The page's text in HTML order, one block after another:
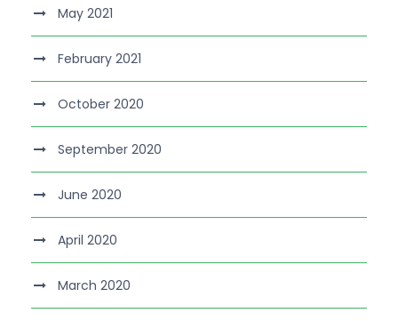
May 2021
February 2021
October 2020
September 2020
June 2020
April 2020
March 2020